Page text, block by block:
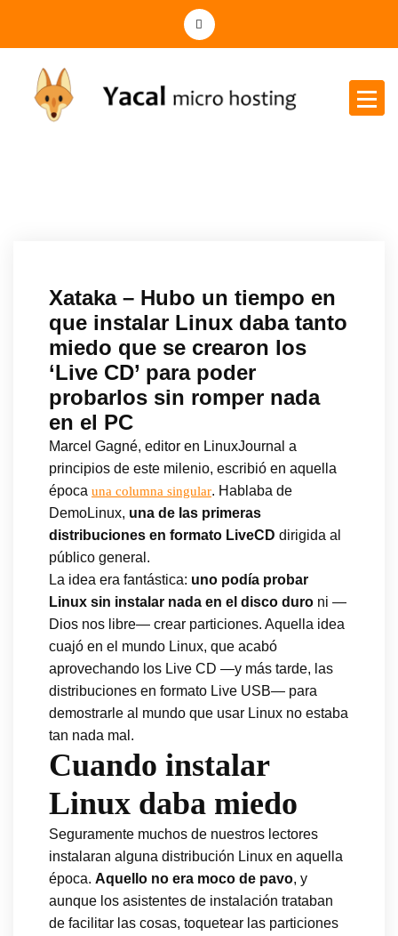
Xataka – Hubo un tiempo en
que instalar Linux daba tanto
miedo que se crearon los
‘Live CD’ para poder
probarlos sin romper nada
en el PC
Marcel Gagné, editor en LinuxJournal a
principios de este milenio, escribió en aquella
época una columna singular. Hablaba de
DemoLinux, una de las primeras
distribuciones en formato LiveCD dirigida al
público general.
La idea era fantástica: uno podía probar
Linux sin instalar nada en el disco duro ni —
Dios nos libre— crear particiones. Aquella idea
cuajó en el mundo Linux, que acabó
aprovechando los Live CD —y más tarde, las
distribuciones en formato Live USB— para
demostrarle al mundo que usar Linux no estaba
tan nada mal.
Cuando instalar
Linux daba miedo
Seguramente muchos de nuestros lectores
instalaran alguna distribución Linux en aquella
época. Aquello no era moco de pavo, y
aunque los asistentes de instalación trataban
de facilitar las cosas, toquetear las particiones